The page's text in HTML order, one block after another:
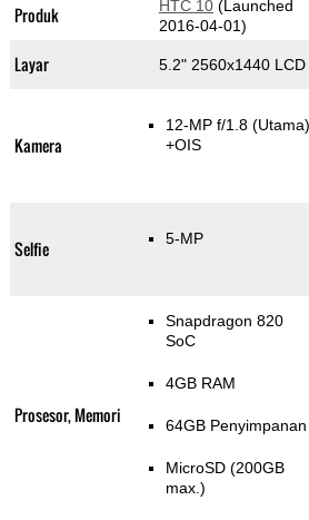
Produk HTC 10(Launched
2016-04-01)
Layar 5.2" 2560x1440 LCD
Kamera
12-MP f/1.8 (Utama)
+OIS
Selfie 5-MP
Prosesor, Memori
Snapdragon 820
SoC
4GB RAM
64GB Penyimpanan
MicroSD (200GB
max.)